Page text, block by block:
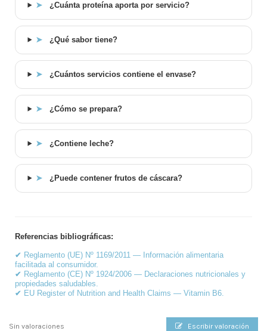
➤ ¿Cuánta proteína aporta por servicio?
➤ ¿Qué sabor tiene?
➤ ¿Cuántos servicios contiene el envase?
➤ ¿Cómo se prepara?
➤ ¿Contiene leche?
➤ ¿Puede contener frutos de cáscara?
Referencias bibliográficas:
✔ Reglamento (UE) Nº 1169/2011 — Información alimentaria
facilitada al consumidor.
✔ Reglamento (CE) Nº 1924/2006 — Declaraciones nutricionales y
propiedades saludables.
✔ EU Register of Nutrition and Health Claims — Vitamin B6.
Sin valoraciones Escribir valoración